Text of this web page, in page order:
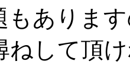
もありま
ねして頂